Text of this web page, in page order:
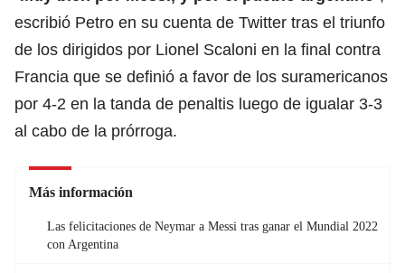
escribió Petro en su cuenta de Twitter tras el triunfo
de los dirigidos por Lionel Scaloni en la final contra
Francia que se definió a favor de los suramericanos
por 4-2 en la tanda de penaltis luego de igualar 3-3
al cabo de la prórroga.
Más información
Las felicitaciones de Neymar a Messi tras ganar el Mundial 2022
con Argentina